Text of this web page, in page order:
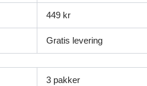
449 kr
Gratis levering
3 pakker